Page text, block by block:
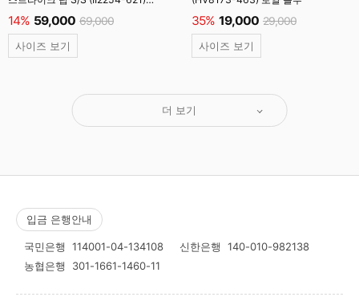
노블레드 #
14% 59,000 69,000
사이즈 보기
35% 19,000 29,000
사이즈 보기
더 보기
입금 은행안내
국민은행 114001-04-134108 신한은행 140-010-982138
농협은행 301-1661-1460-11